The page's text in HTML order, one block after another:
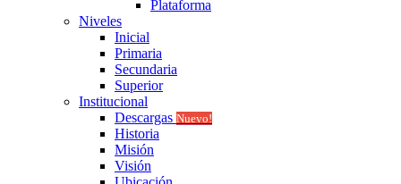
Plataforma
Niveles
Inicial
Primaria
Secundaria
Superior
Institucional
Descargas Nuevo!
Historia
Misión
Visión